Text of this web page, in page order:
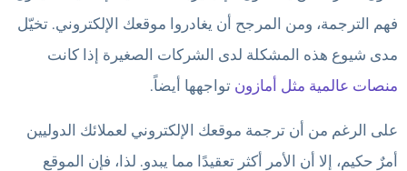
فهم الترجمة، ومن المرجح أن يغادروا موقعك الإلكتروني. تخيّل
مدى شيوع هذه المشكلة لدى الشركات الصغيرة إذا كانت
منصات عالمية مثل أمازون تواجهها أيضاً.
على الرغم من أن ترجمة موقعك الإلكتروني لعملائك الدوليين
أمرٌ حكيم، إلا أن الأمر أكثر تعقيدًا مما يبدو. لذا، فإن الموقع